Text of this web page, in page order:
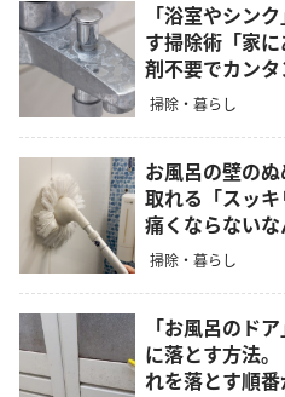
「浴室やシン
す掃除術「家
剤不要でカンタ
掃除・暮らし
お風呂の壁の
取れる「スッ
痛くならないな
掃除・暮らし
「お風呂のド
に落とす方法
れを落とす順番